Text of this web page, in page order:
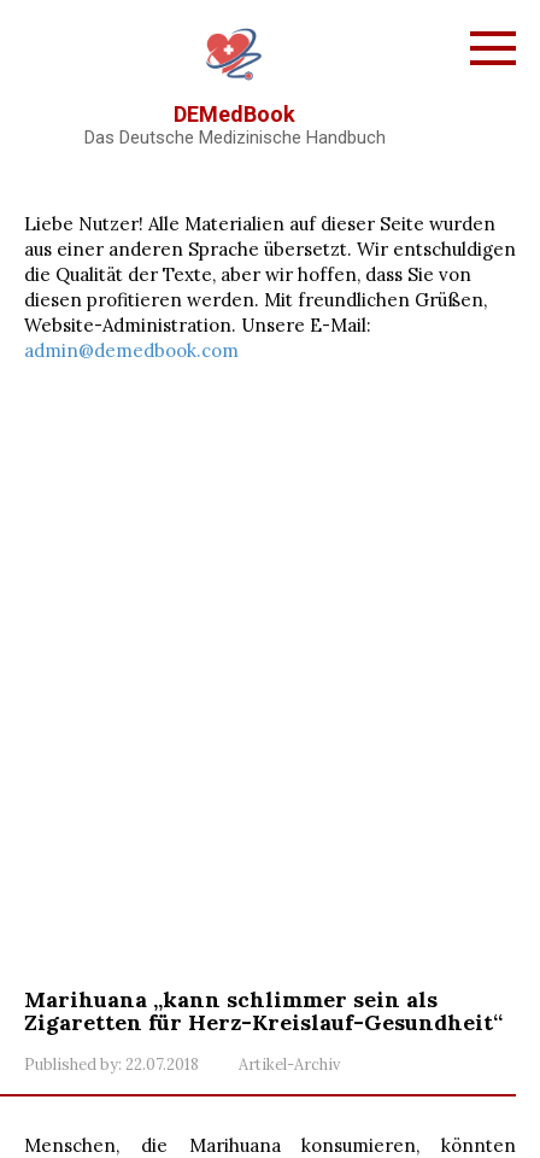
DEMedBook
Das Deutsche Medizinische Handbuch
Liebe Nutzer! Alle Materialien auf dieser Seite wurden
aus einer anderen Sprache übersetzt. Wir entschuldigen
die Qualität der Texte, aber wir hoffen, dass Sie von
diesen profitieren werden. Mit freundlichen Grüßen,
Website-Administration. Unsere E-Mail:
admin@demedbook.com
Marihuana „kann schlimmer sein als
Zigaretten für Herz-Kreislauf-Gesundheit“
Published by: 22.07.2018 Artikel-Archiv
Menschen, die Marihuana konsumieren, könnten